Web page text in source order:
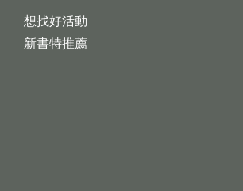
想找好活動
新書特推薦